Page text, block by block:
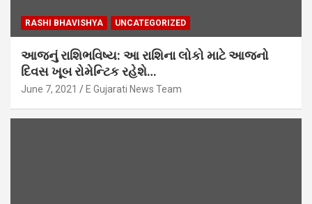
RASHI BHAVISHYA UNCATEGORIZED
આજનું રાશિભવિષ્ય: આ રાશિના લોકો માટે આજનો
દિવસ ખૂબ રોમેન્ટિક રહેશે…
June 7, 2021 E Gujarati News Team